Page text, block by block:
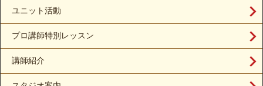
ユニット活動
プロ講師特別レッスン
講師紹介